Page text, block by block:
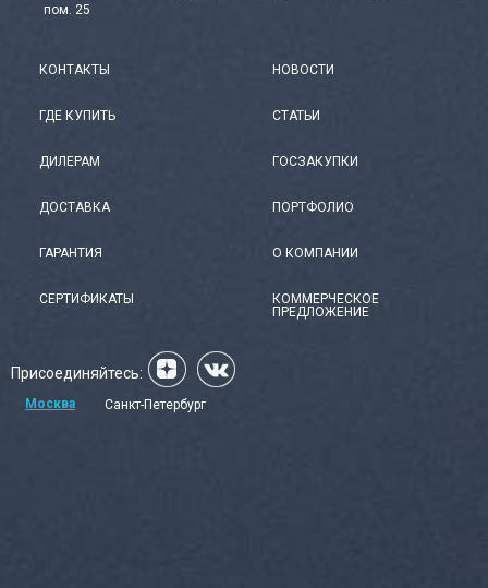
пом. 25
КОНТАКТЫ
ГДЕ КУПИТЬ
ДИЛЕРАМ
ДОСТАВКА
ГАРАНТИЯ
СЕРТИФИКАТЫ
НОВОСТИ
СТАТЬИ
ГОСЗАКУПКИ
ПОРТФОЛИО
О КОМПАНИИ
КОММЕРЧЕСКОЕ
ПРЕДЛОЖЕНИЕ
Присоединяйтесь:
Москва Санкт-Петербург